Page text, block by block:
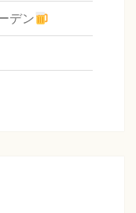
デン